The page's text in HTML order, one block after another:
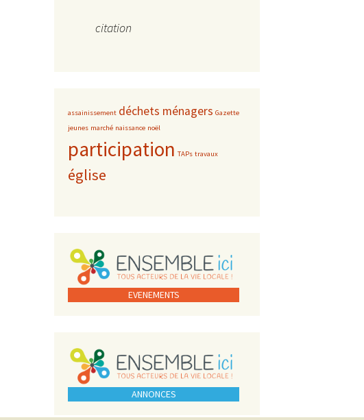
citation
assainissement déchets ménagers Gazette
jeunes marché naissance noël
participation TAPs travaux
église
EVENEMENTS
ANNONCES